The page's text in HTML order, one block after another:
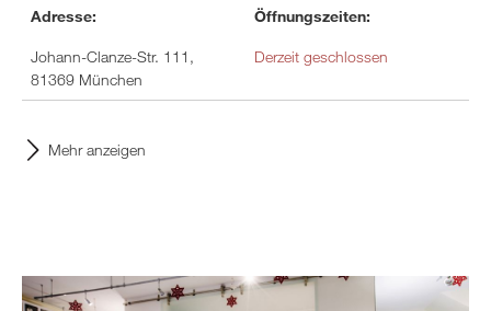
Adresse: Öffnungszeiten:
Johann-Clanze-Str. 111,
81369 München
Derzeit geschlossen
Mehr anzeigen